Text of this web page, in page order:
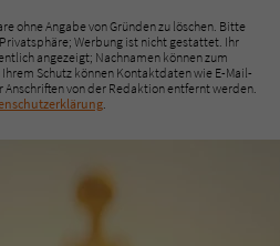
ohne Angabe von Gründen zu löschen. Bitte
Werbung ist nicht gestattet. Ihr
angezeigt; Nachnamen können zum
Schutz können Kontaktdaten wie E-Mail-
von der Redaktion entfernt werden.